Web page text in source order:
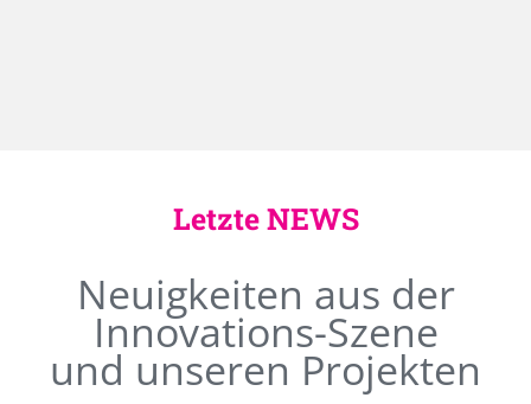
Letzte NEWS
Neuigkeiten aus der
Innovations-Szene
und unseren Projekten